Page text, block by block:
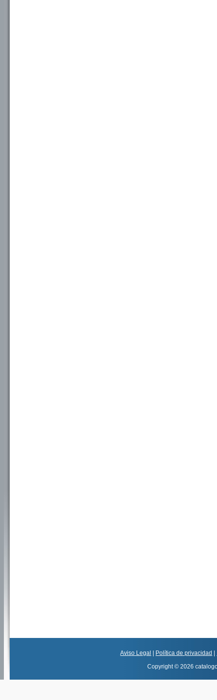
Aviso Legal | Política de privacidad |
Copyright © 2026